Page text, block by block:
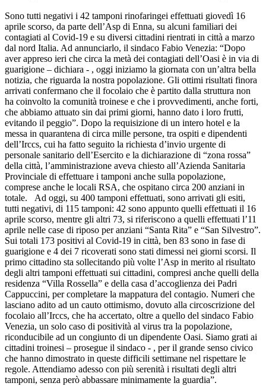
Sono tutti negativi i 42 tamponi rinofaringei effettuati giovedì 16
aprile scorso, da parte dell’Asp di Enna, su alcuni familiari dei
contagiati al Covid-19 e su diversi cittadini rientrati in città a marzo
dal nord Italia. Ad annunciarlo, il sindaco Fabio Venezia: “Dopo
aver appreso ieri che circa la metà dei contagiati dell’Oasi è in via di
guarigione – dichiara - , oggi iniziamo la giornata con un’altra bella
notizia, che riguarda la nostra popolazione. Gli ottimi risultati finora
arrivati confermano che il focolaio che è partito dalla struttura non
ha coinvolto la comunità troinese e che i provvedimenti, anche forti,
che abbiamo attuato sin dai primi giorni, hanno dato i loro frutti,
evitando il peggio”. Dopo la requisizione di un intero hotel e la
messa in quarantena di circa mille persone, tra ospiti e dipendenti
dell’Irccs, cui ha fatto seguito la richiesta d’invio urgente di
personale sanitario dell’Esercito e la dichiarazione di “zona rossa”
della città, l’amministrazione aveva chiesto all’Azienda Sanitaria
Provinciale di effettuare i tamponi anche sulla popolazione,
comprese anche le locali RSA, che ospitano circa 200 anziani in
totale. Ad oggi, su 400 tamponi effettuati, sono arrivati gli esiti,
tutti negativi, di 115 tamponi: 42 sono appunto quelli effettuati il 16
aprile scorso, mentre gli altri 73, si riferiscono a quelli effettuati l’11
aprile nelle case di riposo per anziani “Santa Rita” e “San Silvestro”.
Sui totali 173 positivi al Covid-19 in città, ben 83 sono in fase di
guarigione e 4 dei 7 ricoverati sono stati dimessi nei giorni scorsi. Il
primo cittadino sta sollecitando più volte l’Asp in merito al risultato
degli altri tamponi effettuati sui cittadini, compresi anche quelli della
residenza “Villa Rossella” e della casa d’accoglienza dei Padri
Cappuccini, per completare la mappatura del contagio. Numeri che
lasciano adito ad un cauto ottimismo, dovuto alla circoscrizione del
focolaio all’Irccs, che ha accertato, oltre a quello del sindaco Fabio
Venezia, un solo caso di positività al virus tra la popolazione,
riconducibile ad un congiunto di un dipendente Oasi. Siamo grati ai
cittadini troinesi – prosegue il sindaco - , per il grande senso civico
che hanno dimostrato in queste difficili settimane nel rispettare le
regole. Attendiamo adesso con più serenità i risultati degli altri
tamponi, senza però abbassare minimamente la guardia”.